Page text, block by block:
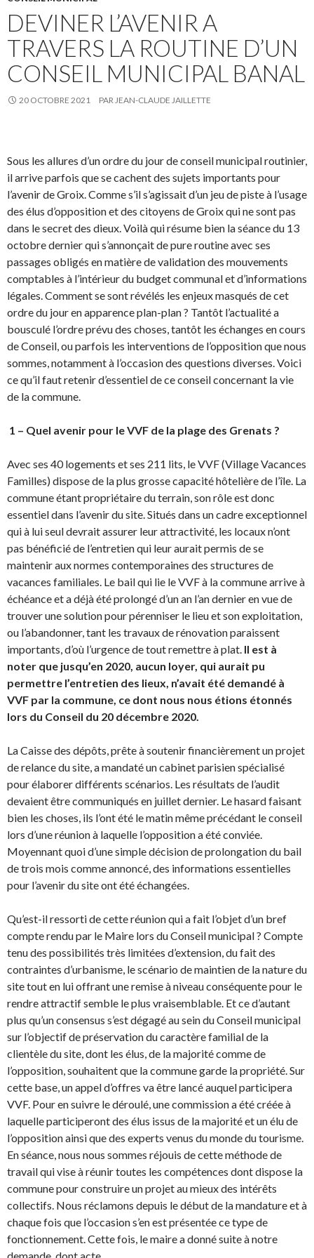
DEVINER L’AVENIR A
TRAVERS LA ROUTINE D’UN
CONSEIL MUNICIPAL BANAL
20 OCTOBRE 2021 PARJEAN-CLAUDE JAILLETTE
Sous les allures d’un ordre du jour de conseil municipal routinier,
il arrive parfois que se cachent des sujets importants pour
l’avenir de Groix. Comme s’il s’agissait d’un jeu de piste à l’usage
des élus d’opposition et des citoyens de Groix qui ne sont pas
dans le secret des dieux. Voilà qui résume bien la séance du 13
octobre dernier qui s’annonçait de pure routine avec ses
passages obligés en matière de validation des mouvements
comptables à l’intérieur du budget communal et d’informations
légales. Comment se sont révélés les enjeux masqués de cet
ordre du jour en apparence plan-plan ? Tantôt l’actualité a
bousculé l’ordre prévu des choses, tantôt les échanges en cours
de Conseil, ou parfois les interventions de l’opposition que nous
sommes, notamment à l’occasion des questions diverses. Voici
ce qu’il faut retenir d’essentiel de ce conseil concernant la vie
de la commune.
1 – Quel avenir pour le VVF de la plage des Grenats ?
Avec ses 40 logements et ses 211 lits, le VVF (Village Vacances
Familles) dispose de la plus grosse capacité hôtelière de l’île. La
commune étant propriétaire du terrain, son rôle est donc
essentiel dans l’avenir du site. Situés dans un cadre exceptionnel
qui à lui seul devrait assurer leur attractivité, les locaux n’ont
pas bénéficié de l’entretien qui leur aurait permis de se
maintenir aux normes contemporaines des structures de
vacances familiales. Le bail qui lie le VVF à la commune arrive à
échéance et a déjà été prolongé d’un an l’an dernier en vue de
trouver une solution pour pérenniser le lieu et son exploitation,
ou l’abandonner, tant les travaux de rénovation paraissent
importants, d’où l’urgence de tout remettre à plat. Il est à
noter que jusqu’en 2020, aucun loyer, qui aurait pu
permettre l’entretien des lieux, n’avait été demandé à
VVF par la commune, ce dont nous nous étions étonnés
lors du Conseil du 20 décembre 2020.
La Caisse des dépôts, prête à soutenir financièrement un projet
de relance du site, a mandaté un cabinet parisien spécialisé
pour élaborer différents scénarios. Les résultats de l’audit
devaient être communiqués en juillet dernier. Le hasard faisant
bien les choses, ils l’ont été le matin même précédant le conseil
lors d’une réunion à laquelle l’opposition a été conviée.
Moyennant quoi d’une simple décision de prolongation du bail
de trois mois comme annoncé, des informations essentielles
pour l’avenir du site ont été échangées.
Qu’est-il ressorti de cette réunion qui a fait l’objet d’un bref
compte rendu par le Maire lors du Conseil municipal ? Compte
tenu des possibilités très limitées d’extension, du fait des
contraintes d’urbanisme, le scénario de maintien de la nature du
site tout en lui offrant une remise à niveau conséquente pour le
rendre attractif semble le plus vraisemblable. Et ce d’autant
plus qu’un consensus s’est dégagé au sein du Conseil municipal
sur l’objectif de préservation du caractère familial de la
clientèle du site, dont les élus, de la majorité comme de
l’opposition, souhaitent que la commune garde la propriété. Sur
cette base, un appel d’offres va être lancé auquel participera
VVF. Pour en suivre le déroulé, une commission a été créée à
laquelle participeront des élus issus de la majorité et un élu de
l’opposition ainsi que des experts venus du monde du tourisme.
En séance, nous nous sommes réjouis de cette méthode de
travail qui vise à réunir toutes les compétences dont dispose la
commune pour construire un projet au mieux des intérêts
collectifs. Nous réclamons depuis le début de la mandature et à
chaque fois que l’occasion s’en est présentée ce type de
fonctionnement. Cette fois, le maire a donné suite à notre